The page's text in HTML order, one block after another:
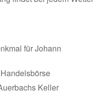
für Johann
Keller